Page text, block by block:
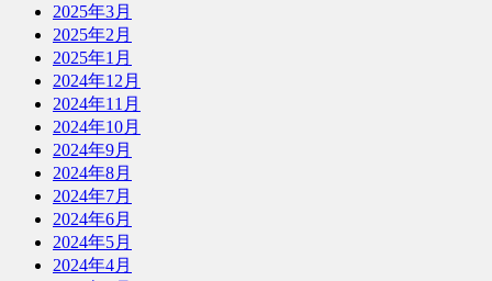
2025年3月
2025年2月
2025年1月
2024年12月
2024年11月
2024年10月
2024年9月
2024年8月
2024年7月
2024年6月
2024年5月
2024年4月